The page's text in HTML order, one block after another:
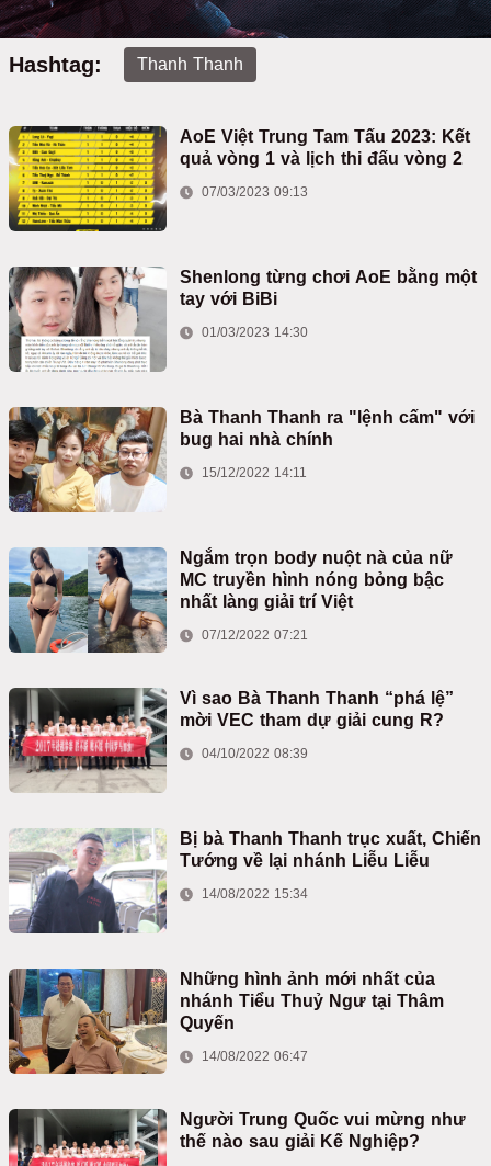
Hashtag: Thanh Thanh
AoE Việt Trung Tam Tấu 2023: Kết
quả vòng 1 và lịch thi đấu vòng 2
07/03/2023 09:13
Shenlong từng chơi AoE bằng một
tay với BiBi
01/03/2023 14:30
Bà Thanh Thanh ra "lệnh cấm" với
bug hai nhà chính
15/12/2022 14:11
Ngắm trọn body nuột nà của nữ
MC truyền hình nóng bỏng bậc
nhất làng giải trí Việt
07/12/2022 07:21
Vì sao Bà Thanh Thanh “phá lệ”
mời VEC tham dự giải cung R?
04/10/2022 08:39
Bị bà Thanh Thanh trục xuất, Chiến
Tướng về lại nhánh Liễu Liễu
14/08/2022 15:34
Những hình ảnh mới nhất của
nhánh Tiểu Thuỷ Ngư tại Thâm
Quyến
14/08/2022 06:47
Người Trung Quốc vui mừng như
thế nào sau giải Kế Nghiệp?